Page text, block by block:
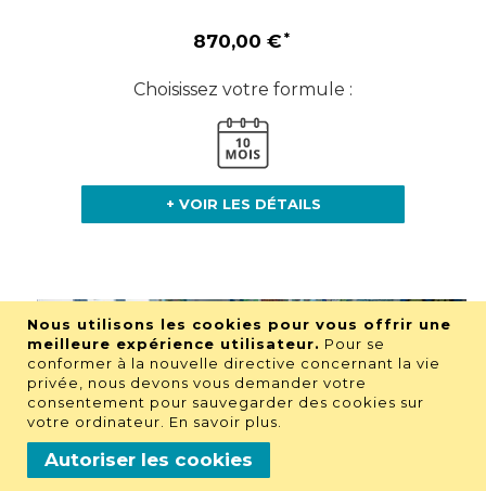
Nous utilisons les cookies pour vous offrir une
meilleure expérience utilisateur. Pour se
conformer à la nouvelle directive concernant la vie
privée, nous devons vous demander votre
consentement pour sauvegarder des cookies sur
votre ordinateur. En savoir plus
Autoriser les cookies
870,00 €
Choisissez votre formule :
+ VOIR LES DÉTAILS